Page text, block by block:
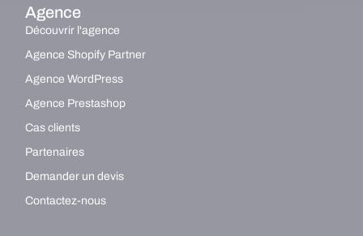
Agence
Découvrir l'agence
Agence Shopify Partner
Agence WordPress
Agence Prestashop
Cas clients
Partenaires
Demander un devis
Contactez-nous